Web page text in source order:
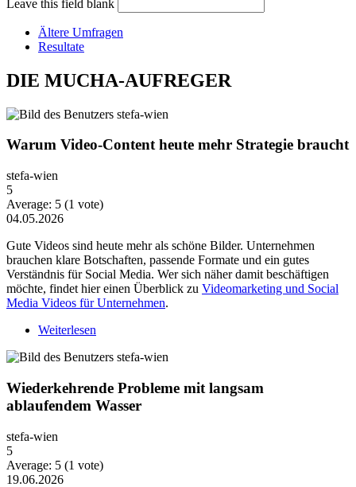
Leave this field blank
Ältere Umfragen
Resultate
DIE MUCHA-AUFREGER
Warum Video-Content heute mehr Strategie braucht
stefa-wien
5
Average: 5 (1 vote)
04.05.2026
Gute Videos sind heute mehr als schöne Bilder. Unternehmen
brauchen klare Botschaften, passende Formate und ein gutes
Verständnis für Social Media. Wer sich näher damit beschäftigen
möchte, findet hier einen Überblick zu Videomarketing und Social
Media Videos für Unternehmen.
Weiterlesen
Wiederkehrende Probleme mit langsam
ablaufendem Wasser
stefa-wien
5
Average: 5 (1 vote)
19.06.2026